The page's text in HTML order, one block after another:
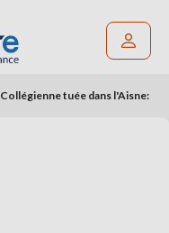
Collégienne tuée dans l'Aisne: le